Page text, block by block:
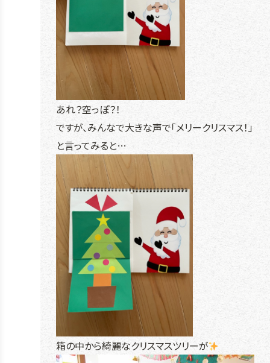
あれ？空っぽ？！
ですが、みんなで大きな声で「メリークリスマス！」
と言ってみると…
箱の中から綺麗なクリスマスツリーが